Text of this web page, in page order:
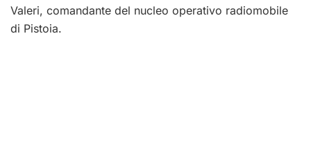
Valeri, comandante del nucleo operativo radiomobile
di Pistoia.